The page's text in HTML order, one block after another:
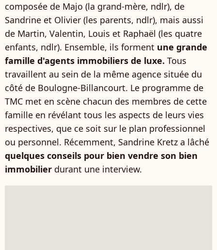
composée de Majo (la grand-mère, ndlr), de
Sandrine et Olivier (les parents, ndlr), mais aussi
de Martin, Valentin, Louis et Raphaël (les quatre
enfants, ndlr). Ensemble, ils forment une grande
famille d'agents immobiliers de luxe. Tous
travaillent au sein de la même agence située du
côté de Boulogne-Billancourt. Le programme de
TMC met en scène chacun des membres de cette
famille en révélant tous les aspects de leurs vies
respectives, que ce soit sur le plan professionnel
ou personnel. Récemment, Sandrine Kretz a lâché
quelques conseils pour bien vendre son bien
immobilier durant une interview.